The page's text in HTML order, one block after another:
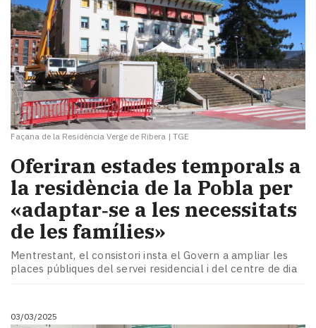
Façana de la Residència Verge de Ribera | TGE
Oferiran estades temporals a
la residència de la Pobla per
«adaptar‑se a les necessitats
de les famílies»
Mentrestant, el consistori insta el Govern a ampliar les
places públiques del servei residencial i del centre de dia
03/03/2025